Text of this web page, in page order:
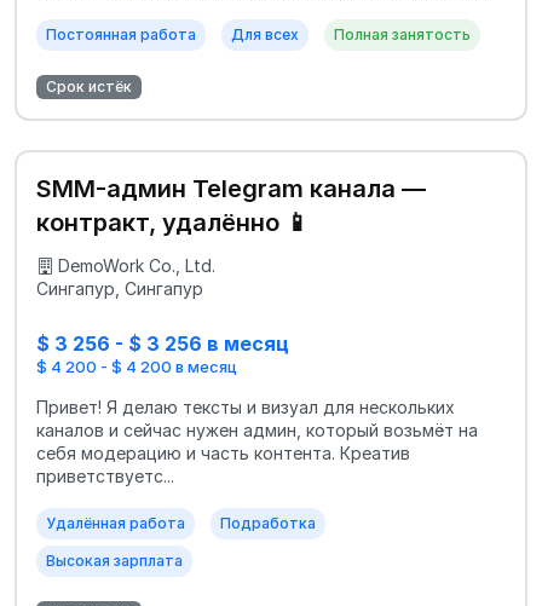
Постоянная работа Для всех Полная занятость
Срок истёк
SMM-админ Telegram канала —
контракт, удалённо 📱
DemoWork Co., Ltd.
Сингапур, Сингапур
$ 3 256 - $ 3 256 в месяц
$ 4 200 - $ 4 200 в месяц
Привет! Я делаю тексты и визуал для нескольких
каналов и сейчас нужен админ, который возьмёт на
себя модерацию и часть контента. Креатив
приветствуетс...
Удалённая работа Подработка
Высокая зарплата